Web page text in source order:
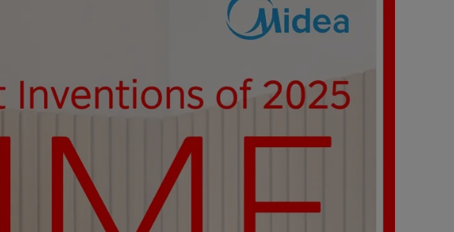
Inventions